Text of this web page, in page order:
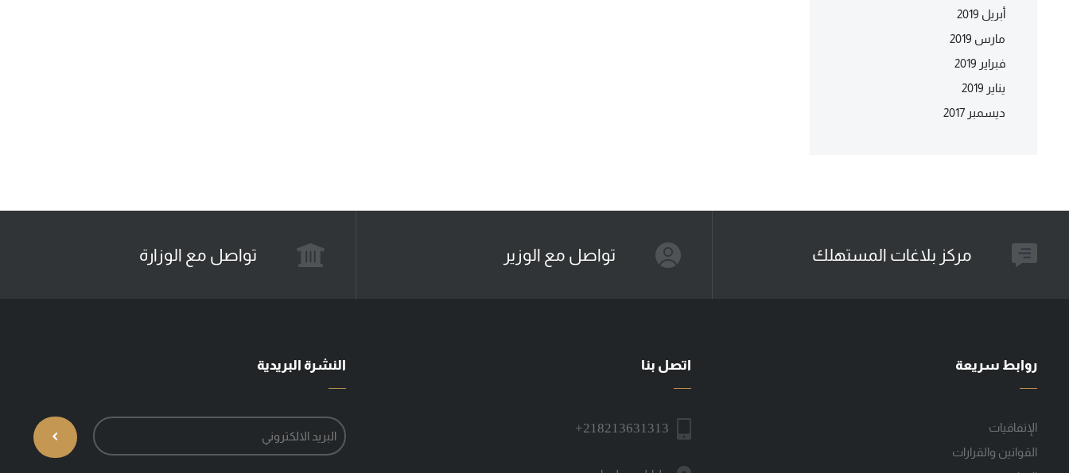
أبريل 2019
مارس 2019
فبراير 2019
يناير 2019
ديسمبر 2017
مركز بلاغات المستهلك تواصل مع الوزير تواصل مع الوزارة
روابط سريعة
الإتفاقيات
القوانين والقرارات
اتصل بنا
+218213631313
النشرة البريدية